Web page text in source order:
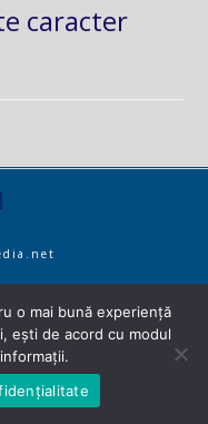
caracter
o mai bună experiență
ești de acord cu modul